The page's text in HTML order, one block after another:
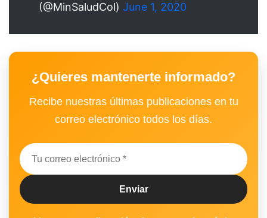
(@MinSaludCol) June 1, 2020
¿Quieres mantenerte informado?
Recibe nuestras últimas publicaciones en tu
correo electrónico todos los días.